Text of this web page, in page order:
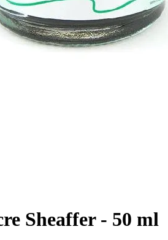
Sheaffer - 50 ml